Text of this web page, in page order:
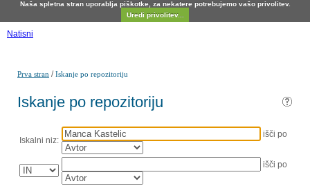
Naša spletna stran uporablja piškotke, za nekatere potrebujemo vašo privolitev.
Uredi privolitev...
Natisni
Prva stran /Iskanje po repozitoriju
Iskanje po repozitoriju
Iskalni niz:
išči po
išči po